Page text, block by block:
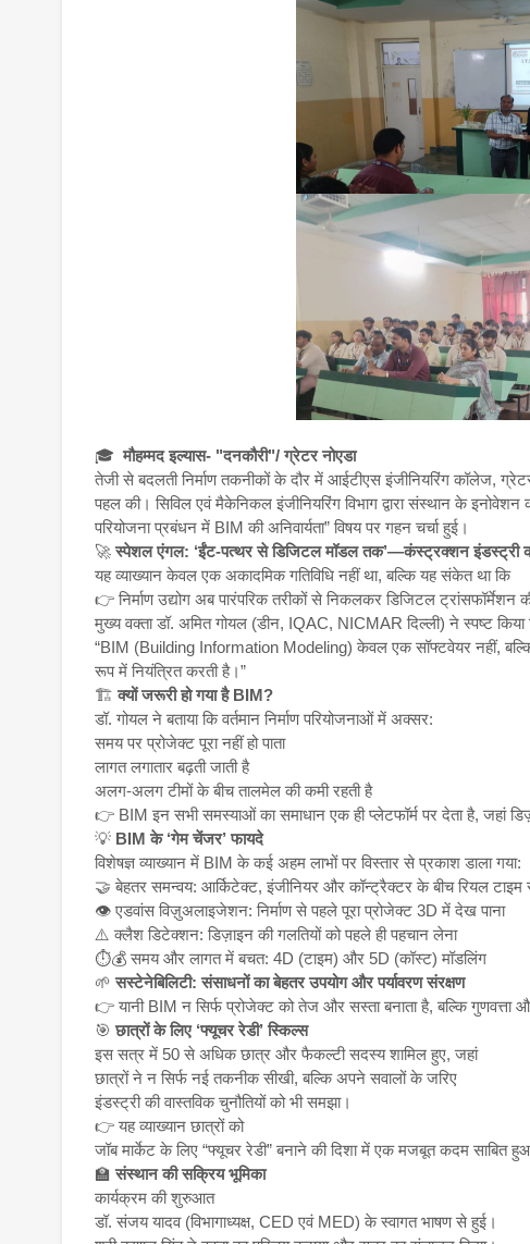
🎓 मौहम्मद इल्यास- "दनकौरी"/ ग्रेटर नोएडा
तेजी से बदलती निर्माण तकनीकों के दौर में आईटीएस इंजीनियरिंग कॉलेज,
पहल की। सिविल एवं मैकेनिकल इंजीनियरिंग विभाग द्वारा संस्थान के
परियोजना प्रबंधन में BIM की अनिवार्यता” विषय पर गहन चर्चा हुई।
🚀 स्पेशल एंगल: ‘ईंट-पत्थर से डिजिटल मॉडल तक’—कंस्ट्रक्शन इंडस्ट्री
यह व्याख्यान केवल एक अकादमिक गतिविधि नहीं था, बल्कि यह संकेत था कि
👉 निर्माण उद्योग अब पारंपरिक तरीकों से निकलकर डिजिटल ट्रांसफॉर्मेशन
मुख्य वक्ता डॉ. अमित गोयल (डीन, IQAC, NICMAR दिल्ली) ने स्पष्ट किया
“BIM (Building Information Modeling) केवल एक सॉफ्टवेयर नहीं,
रूप में नियंत्रित करती है।”
🏗️ क्यों जरूरी हो गया है BIM?
डॉ. गोयल ने बताया कि वर्तमान निर्माण परियोजनाओं में अक्सर:
समय पर प्रोजेक्ट पूरा नहीं हो पाता
लागत लगातार बढ़ती जाती है
अलग-अलग टीमों के बीच तालमेल की कमी रहती है
👉 BIM इन सभी समस्याओं का समाधान एक ही प्लेटफॉर्म पर देता है, जहां
💡 BIM के ‘गेम चेंजर’ फायदे
विशेषज्ञ व्याख्यान में BIM के कई अहम लाभों पर विस्तार से प्रकाश डाला गया:
🤝 बेहतर समन्वय: आर्किटेक्ट, इंजीनियर और कॉन्ट्रैक्टर के बीच रियल टाइम
👁️ एडवांस विज़ुअलाइजेशन: निर्माण से पहले पूरा प्रोजेक्ट 3D में देख पाना
⚠️ क्लैश डिटेक्शन: डिज़ाइन की गलतियों को पहले ही पहचान लेना
⏱️💰 समय और लागत में बचत: 4D (टाइम) और 5D (कॉस्ट) मॉडलिंग
🌱 सस्टेनेबिलिटी: संसाधनों का बेहतर उपयोग और पर्यावरण संरक्षण
👉 यानी BIM न सिर्फ प्रोजेक्ट को तेज और सस्ता बनाता है, बल्कि गुणवत्ता और
🎯 छात्रों के लिए ‘फ्यूचर रेडी’ स्किल्स
इस सत्र में 50 से अधिक छात्र और फैकल्टी सदस्य शामिल हुए, जहां
छात्रों ने न सिर्फ नई तकनीक सीखी, बल्कि अपने सवालों के जरिए
इंडस्ट्री की वास्तविक चुनौतियों को भी समझा।
👉 यह व्याख्यान छात्रों को
जॉब मार्केट के लिए “फ्यूचर रेडी” बनाने की दिशा में एक मजबूत कदम साबित
🏫 संस्थान की सक्रिय भूमिका
कार्यक्रम की शुरुआत
डॉ. संजय यादव (विभागाध्यक्ष, CED एवं MED) के स्वागत भाषण से हुई।